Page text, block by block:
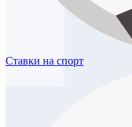
Ставки на спорт